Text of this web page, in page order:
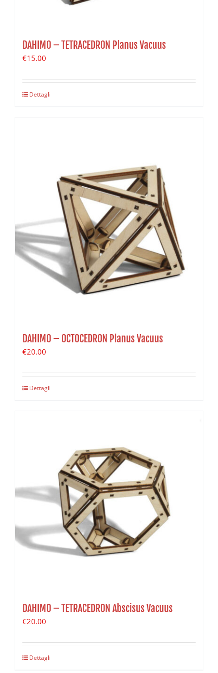
DAHIMO – TETRACEDRON Planus Vacuus
€15.00
Dettagli
DAHIMO – OCTOCEDRON Planus Vacuus
€20.00
Dettagli
DAHIMO – TETRACEDRON Abscisus Vacuus
€20.00
Dettagli